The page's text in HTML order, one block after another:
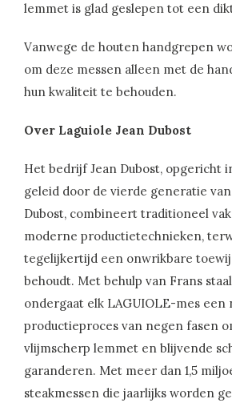
lemmet is glad geslepen tot een
Vanwege de houten handgrepen
om deze messen alleen met de
hun kwaliteit te behouden.
Over Laguiole Jean Dubost
Het bedrijf Jean Dubost, opgericht
geleid door de vierde generatie
Dubost, combineert traditioneel
moderne productietechnieken,
tegelijkertijd een onwrikbare
behoudt. Met behulp van Frans
ondergaat elk LAGUIOLE-mes een
productieproces van negen fasen
vlijmscherp lemmet en blijvende
garanderen. Met meer dan 1,5
steakmessen die jaarlijks worden